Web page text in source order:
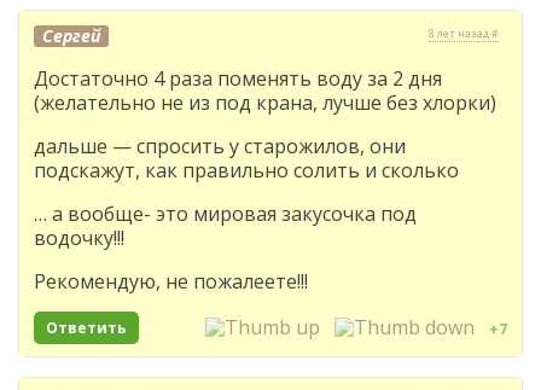
Сергей 8 лет назад #
Достаточно 4 раза поменять воду за 2 дня
(желательно не из под крана, лучше без хлорки)
дальше — спросить у старожилов, они
подскажут, как правильно солить и сколько
… а вообще- это мировая закусочка под
водочку!!!
Рекомендую, не пожалеете!!!
Ответить +7